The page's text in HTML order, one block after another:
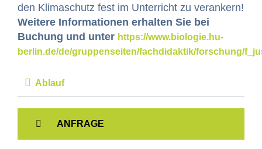
den Kli­maschutz fest im Unter­richt zu ver­ankern!
Weit­ere Infor­ma­tio­nen erhal­ten Sie bei
Buchung und unter https://www.biologie.hu-
berlin.de/de/gruppenseiten/fachdidaktik/forschung/
Ablauf
ANFRAGE